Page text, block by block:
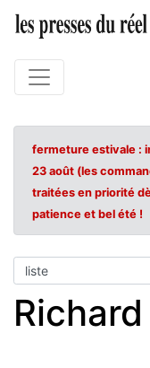
fermeture estivale :
23 août (les
traitées en priorité
patience et bel été !